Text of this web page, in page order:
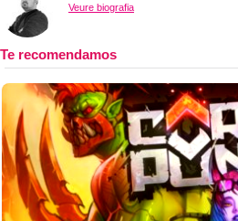
Veure biografia